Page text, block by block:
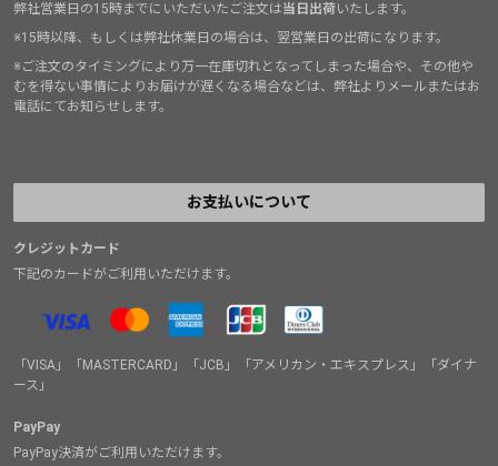
弊社営業日の15時までにいただいたご注文は当日出荷いたします。
※15時以降、もしくは弊社休業日の場合は、翌営業日の出荷になります。
※ご注文のタイミングにより万一在庫切れとなってしまった場合や、その他や
むを得ない事情によりお届けが遅くなる場合などは、弊社よりメールまたはお
電話にてお知らせします。
お支払いについて
クレジットカード
下記のカードがご利用いただけます。
「VISA」「MASTERCARD」「JCB」「アメリカン・エキスプレス」「ダイナ
ース」
PayPay
PayPay決済がご利用いただけます。